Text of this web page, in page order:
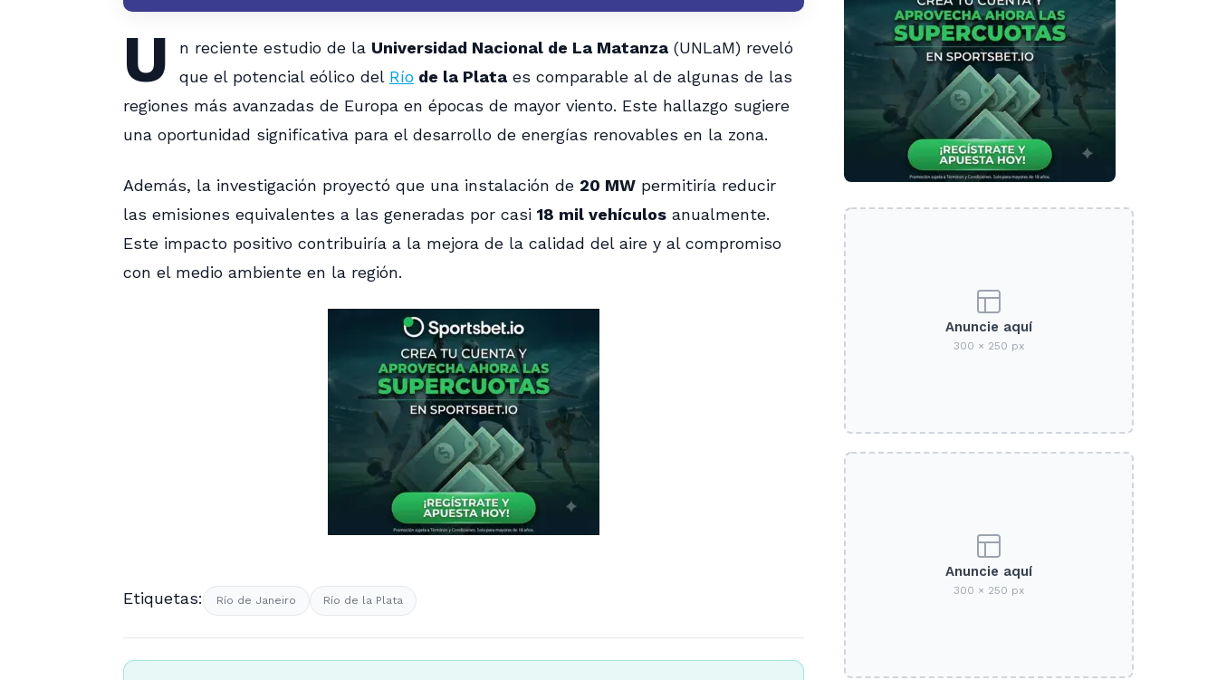
U n reciente estudio de la Universidad Nacional de La Matanza(UNLaM) reveló
que el potencial eólico del Ríode la Plataes comparable al de algunas de las
regiones más avanzadas de Europa en épocas de mayor viento. Este hallazgo sugiere
una oportunidad significativa para el desarrollo de energías renovables en la zona.
Además, la investigación proyectó que una instalación de 20 MW permitiría reducir
las emisiones equivalentes a las generadas por casi 18 mil vehículos anualmente.
Este impacto positivo contribuiría a la mejora de la calidad del aire y al compromiso
con el medio ambiente en la región.
Etiquetas: Río de Janeiro Río de la Plata
Anuncie aquí
300 × 250 px
Anuncie aquí
300 × 250 px